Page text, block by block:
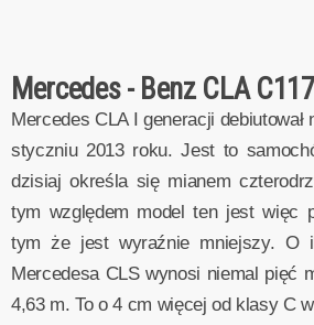
Mercedes - Benz CLA C117
Mercedes CLA I generacji
styczniu 2013 roku. Jest to
dzisiaj określa się mianem
tym względem model ten jest więc
tym że jest wyraźnie mniejszy. O
Mercedesa CLS wynosi niemal pięć
4,63 m. To o 4 cm więcej od klasy C